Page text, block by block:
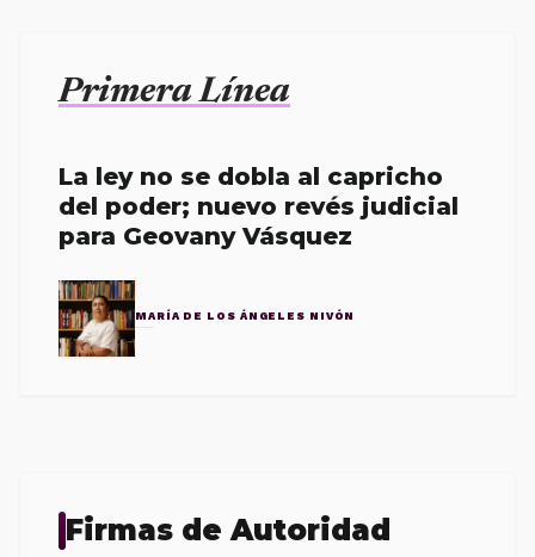
Primera Línea
La ley no se dobla al capricho
del poder; nuevo revés judicial
para Geovany Vásquez
MARÍA DE LOS ÁNGELES NIVÓN
Firmas de Autoridad